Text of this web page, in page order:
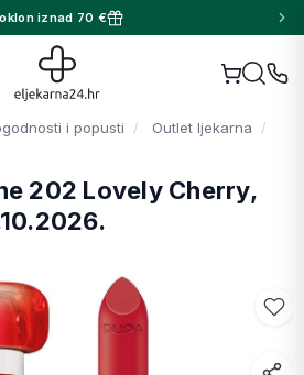
iznad 70 €
i popusti Outlet ljekarna
202 Lovely Cherry,